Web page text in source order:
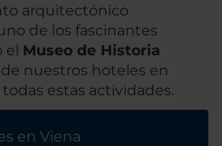
arquitectónico
de los fascinantes
el Museo de Historia
nuestros hoteles en
estas actividades.
en Viena